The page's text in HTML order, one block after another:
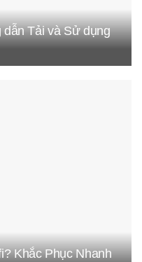
Tải và Sử dụng
Khắc Phục Nhanh